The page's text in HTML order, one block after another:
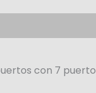
con 7